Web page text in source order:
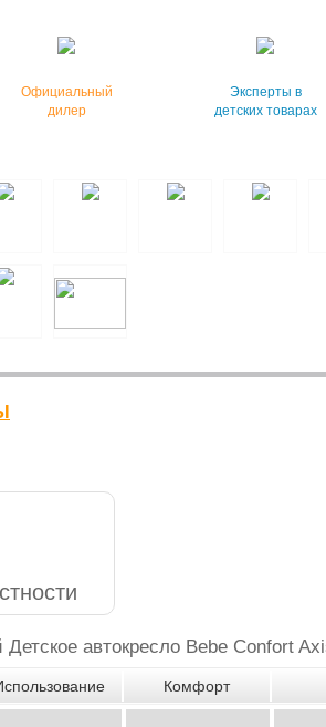
Официальный
дилер
Эксперты в
детских товарах
автокресло Bebe Confort
Комфорт